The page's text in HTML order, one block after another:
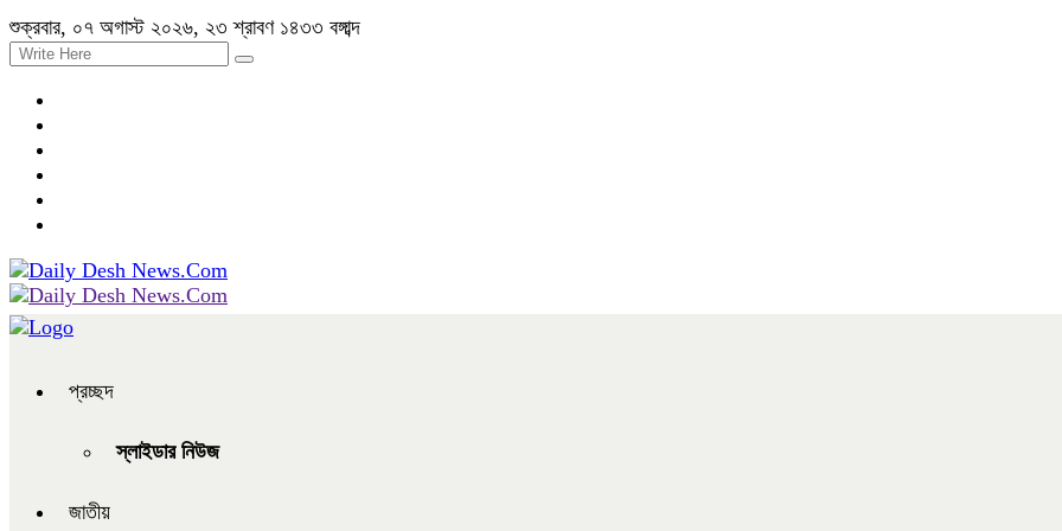
শুক্রবার, ০৭ অগাস্ট ২০২৬, ২৩ শ্রাবণ ১৪৩৩ বঙ্গাব্দ
প্রচ্ছদ
স্লাইডার নিউজ
জাতীয়